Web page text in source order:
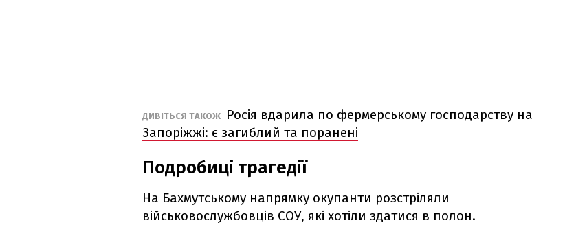
ДИВІТЬСЯ ТАКОЖ
Росія вдарила по фермерському господарству на
Запоріжжі: є загиблий та поранені
Подробиці трагедії
На Бахмутському напрямку окупанти розстріляли
військовослужбовців СОУ, які хотіли здатися в полон.